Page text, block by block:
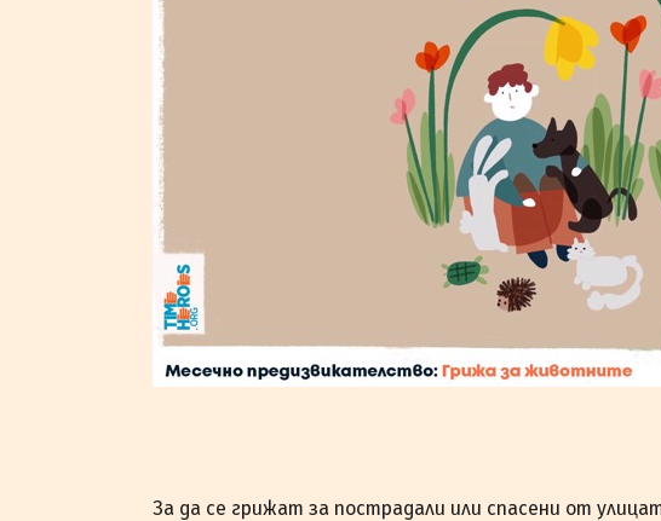
За да се грижат за пострадали или спасени от